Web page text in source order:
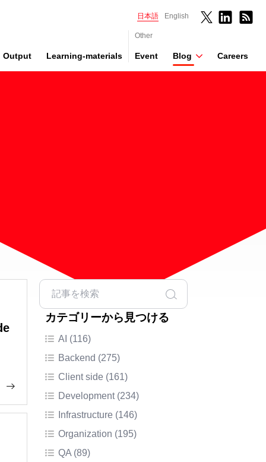
日本語 English
Output Learning-materials
Other
Event Blog Careers
カテゴリーから見つける
AI (116)
Backend (275)
Client side (161)
Development (234)
Infrastructure (146)
Organization (195)
QA (89)